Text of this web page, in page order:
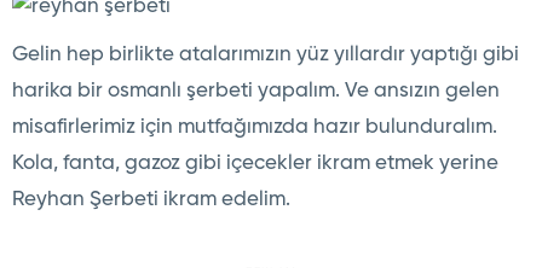
Gelin hep birlikte atalarımızın yüz yıllardır yaptığı gibi
harika bir osmanlı şerbeti yapalım. Ve ansızın gelen
misafirlerimiz için mutfağımızda hazır bulunduralım.
Kola, fanta, gazoz gibi içecekler ikram etmek yerine
Reyhan Şerbeti ikram edelim.